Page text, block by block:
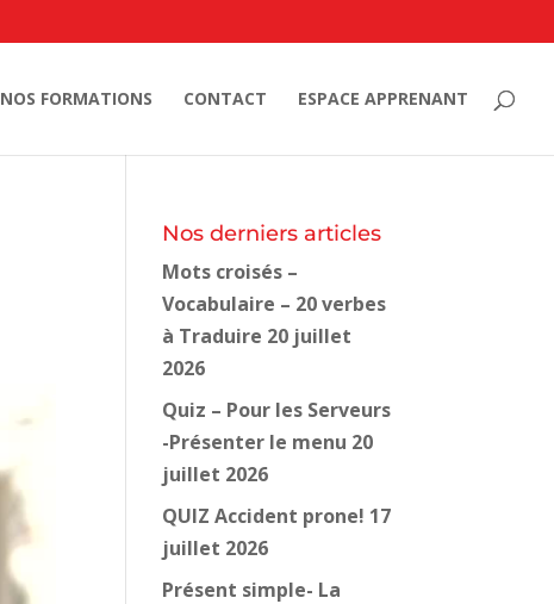
NOS FORMATIONS CONTACT ESPACE APPRENANT
Nos derniers articles
Mots croisés –
Vocabulaire – 20 verbes
à Traduire 20 juillet
2026
Quiz – Pour les Serveurs
-Présenter le menu 20
juillet 2026
QUIZ Accident prone! 17
juillet 2026
Présent simple- La